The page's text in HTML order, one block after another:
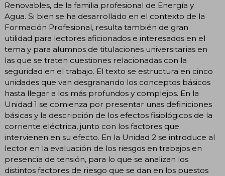
Renovables, de la familia profesional de Energía y
Agua. Si bien se ha desarrollado en el contexto de la
Formación Profesional, resulta también de gran
utilidad para lectores aficionados e interesados en el
tema y para alumnos de titulaciones universitarias en
las que se traten cuestiones relacionadas con la
seguridad en el trabajo. El texto se estructura en cinco
unidades que van desgranando los conceptos básicos
hasta llegar a los más profundos y complejos. En la
Unidad 1 se comienza por presentar unas definiciones
básicas y la descripción de los efectos fisiológicos de la
corriente eléctrica, junto con los factores que
intervienen en su efecto. En la Unidad 2 se introduce al
lector en la evaluación de los riesgos en trabajos en
presencia de tensión, para lo que se analizan los
distintos factores de riesgo que se dan en los puestos